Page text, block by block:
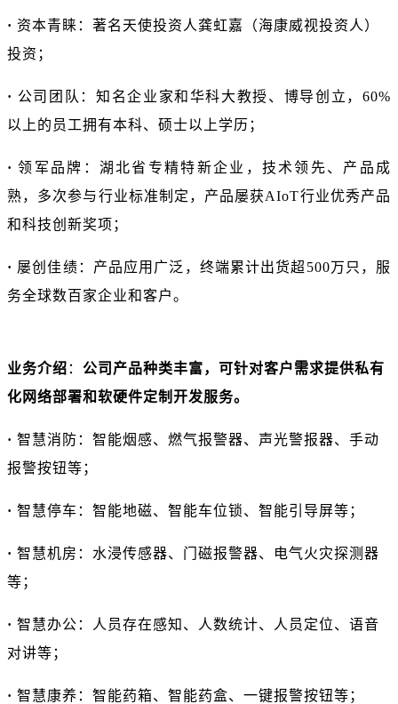
· 资本青睐： 著名天使投资人龚虹嘉（海康威视投资人）
投资；
· 公司团队： 知名企业家和华科大教授、博导创立，60%
以上的员工拥有本科、硕士以上学历；
·领军品牌： 湖北省专精特新企业， 技术领先、产品成
熟，多次参与行业标准制定，产品屡获AIoT行业优秀产品
和科技创新奖项；
· 屡创佳绩： 产品应用广泛，终端累计出货超 500万只，服
务全球数百家企业和客户。
业务介绍 ： 公司产品种类丰富， 可针对客户需求提供私有
化网络部署和软硬件定制开发服务。
· 智慧消防：智能烟感、燃气报警器、声光警报器、手动
报警按钮等；
· 智慧停车：智能地磁、智能车位锁、智能引导屏等；
· 智慧机房：水浸传感器、门磁报警器、电气火灾探测器
等；
· 智慧办公：人员存在感知、人数统计、人员定位、语音
对讲等；
· 智慧康养：智能药箱、智能药盒、一键报警按钮等；